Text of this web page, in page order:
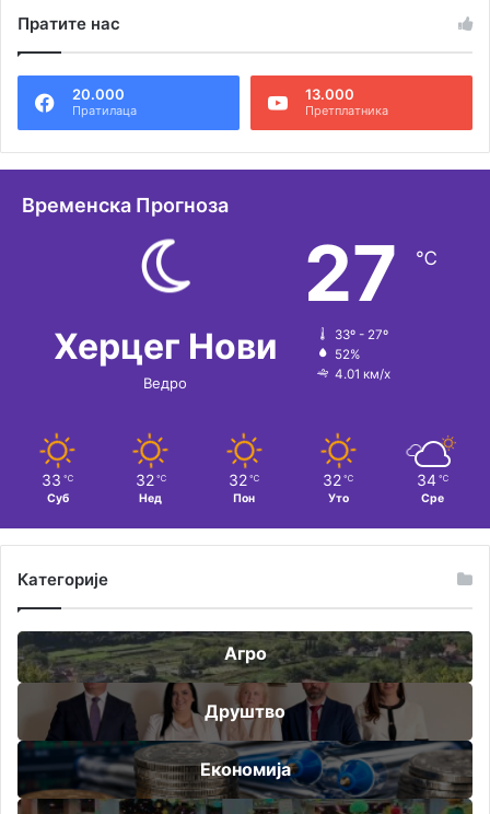
Пратите нас
20.000
Пратилаца
13.000
Претплатника
Временска Прогноза
Херцег Нови
Ведро
27 ℃
33º - 27º
52%
4.01 км/х
33 ℃
Суб
32 ℃
Нед
32 ℃
Пон
32 ℃
Уто
34 ℃
Сре
Категорије
Агро
Друштво
Економија